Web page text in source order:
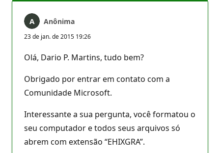
Anônima
23 de jan. de 2015 19:26
Olá, Dario P. Martins, tudo bem?
Obrigado por entrar em contato com a
Comunidade Microsoft.
Interessante a sua pergunta, você formatou o
seu computador e todos seus arquivos só
abrem com extensão “EHIXGRA”.